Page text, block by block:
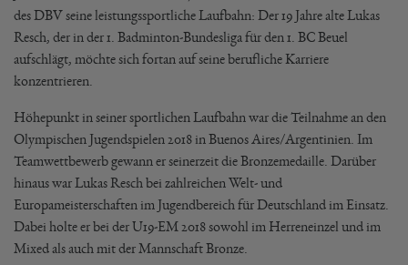
des DBV seine leistungssportliche Laufbahn: Der 19 Jahre alte Lukas
Resch, der in der 1. Badminton-Bundesliga für den 1. BC Beuel
aufschlägt, möchte sich fortan auf seine berufliche Karriere
konzentrieren.
Höhepunkt in seiner sportlichen Laufbahn war die Teilnahme an den
Olympischen Jugendspielen 2018 in Buenos Aires/Argentinien. Im
Teamwettbewerb gewann er seinerzeit die Bronzemedaille. Darüber
hinaus war Lukas Resch bei zahlreichen Welt- und
Europameisterschaften im Jugendbereich für Deutschland im Einsatz.
Dabei holte er bei der U19-EM 2018 sowohl im Herreneinzel und im
Mixed als auch mit der Mannschaft Bronze.